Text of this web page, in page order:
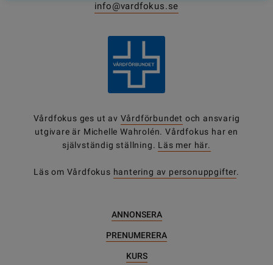
info@vardfokus.se
Vårdfokus ges ut av Vårdförbundet och ansvarig
utgivare är Michelle Wahrolén. Vårdfokus har en
självständig ställning. Läs mer här.
Läs om Vårdfokus hantering av personuppgifter.
ANNONSERA
PRENUMERERA
KURS